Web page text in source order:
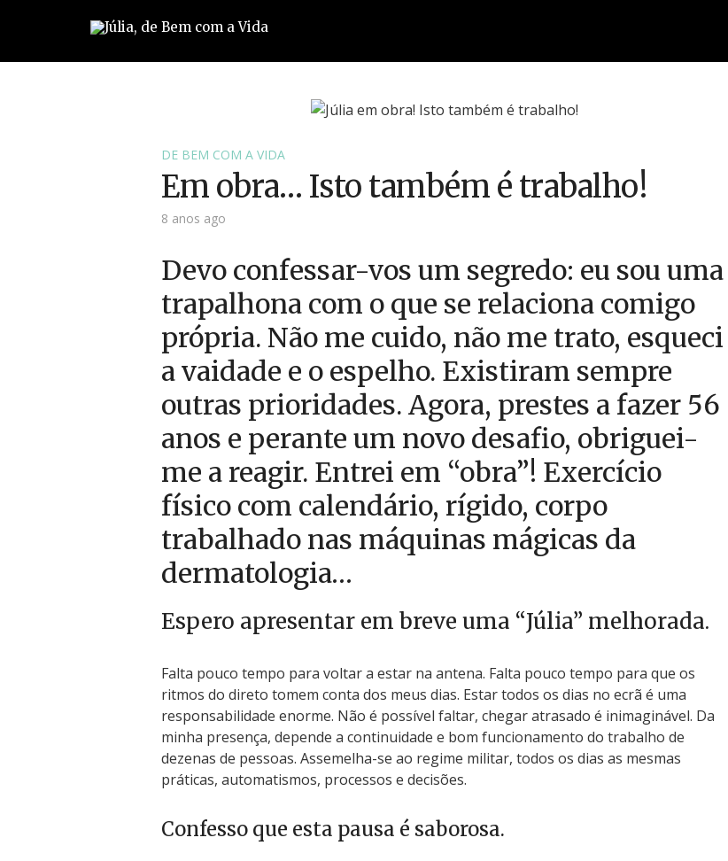
DE BEM COM A VIDA
Em obra… Isto também é trabalho!
8 anos ago
Devo confessar-vos um segredo: eu sou uma
trapalhona com o que se relaciona comigo
própria. Não me cuido, não me trato, esqueci
a vaidade e o espelho. Existiram sempre
outras prioridades. Agora, prestes a fazer 56
anos e perante um novo desafio, obriguei-
me a reagir. Entrei em “obra”! Exercício
físico com calendário, rígido, corpo
trabalhado nas máquinas mágicas da
dermatologia…
Espero apresentar em breve uma “Júlia” melhorada.
Falta pouco tempo para voltar a estar na antena. Falta pouco tempo para que os
ritmos do direto tomem conta dos meus dias. Estar todos os dias no ecrã é uma
responsabilidade enorme. Não é possível faltar, chegar atrasado é inimaginável. Da
minha presença, depende a continuidade e bom funcionamento do trabalho de
dezenas de pessoas. Assemelha-se ao regime militar, todos os dias as mesmas
práticas, automatismos, processos e decisões.
Confesso que esta pausa é saborosa.